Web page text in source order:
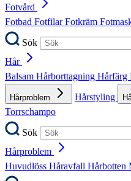
Fotvård
Fotbad FotfilarFotkräm
Sök
Hår
Balsam Hårborttagning Hårfärg
Hårproblem Hårstyling
Torrschampo
Sök
Hårproblem
Huvudlöss Håravfall Hårbotten